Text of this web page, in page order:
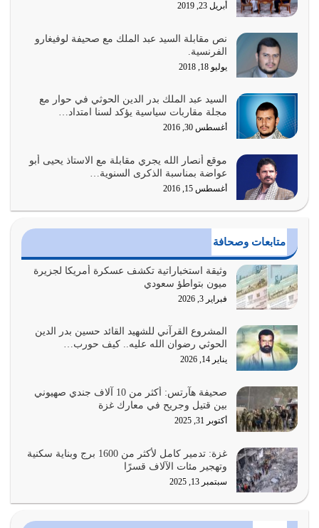
أغسطس 2, 2026
السبب الرئيسي لشقاء الأمة الابتعاد عن كتاب الله والتعدي
لحدود الله بالإضافات للدين
أغسطس 1, 2026
أبرز أسباب الشقاء هو الإعراض عن ذكر الله وعن هدى الله
المتمثل في القرآن الكريم
يوليو 31, 2026
أولياء الشيطان كلما كانوا أكثر ولاءً وطاعة للشيطان كلما كانوا
أكثر ضعفاً
يوليو 30, 2026
وعد الله تعالى من يُقتل في سبيله بالحياة الأبدية والرزق
والاستبشار والنجاة والخلود في…
يوليو 29, 2026
القرآن الكريم هو أهم مصدر لمعرفة رسول الله معرفة سيرته
معرفة شخصيته معرفة عظمته
يوليو 28, 2026
هل نحن من الصالحين؟ قيِّم نفسك هنا اترك القرآن على أصله
وأعرض نفسك، وأعرض ما لديك على…
يوليو 27, 2026
عندما يكون عدوك هو عدو الله معناه أن تكون نقاط الضعف
فيه كثيرة وسينصرك الله عليه إذا…
يوليو 26, 2026
أراد الله لهذه الأمة ان تكون خير امة أخرجت للناس بالنهوض
أبريل 23, 2019
نص مقابلة السيد عبد الملك مع صحيفة لوفيغارو
الفرنسية.
يوليو 18, 2018
السيد عبد الملك بدر الدين الحوثي في حوار مع
مجلة مقاربات سياسية يؤكد لسنا امتداد…
أغسطس 30, 2016
موقع أنصار الله يجري مقابلة مع الاستاذ يحيى أبو
عواضة بمناسبة الذكرى السنوية…
أغسطس 15, 2016
متابعات وصحافة
وثيقة استخباراتية تكشف عسكرة أمريكا لجزيرة
ميون بتواطؤ سعودي
فبراير 3, 2026
المشروع القرآني للشهيد القائد حسين بدر الدين
الحوثي رضوان الله عليه.. كيف حورب…
يناير 14, 2026
صحيفة هآرتس: أكثر من 10 آلاف جندي صهيوني
بين قتيل وجريح في معارك غزة
أكتوبر 31, 2025
غزة: تدمير كامل لأكثر من 1600 برج وبناية سكنية
وتهجير مئات الآلاف قسرًا
سبتمبر 13, 2025